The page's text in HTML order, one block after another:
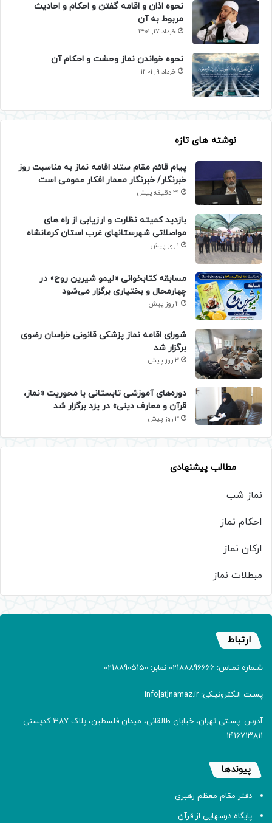
نحوه اذان و اقامه گفتن و احکام و احادیث
مربوط به آن
خرداد 17, 1401
نحوه خواندن نماز وحشت و احکام آن
خرداد 9, 1401
نوشته های تازه
پیام قائم مقام ستاد اقامه نماز به مناسبت روز
خبرنگار/ خبرنگار معمار افکار عمومی است
31 دقیقه پیش
بازدید کمیته نظارت و ارزیابی از راه های
مواصلاتی شهرستانهای غرب استان کرمانشاه
1 روز پیش
مسابقه کتابخوانی «لیمو شیرین روح» در
چهارمحال و بختیاری برگزار می‌شود
2 روز پیش
شورای اقامه نماز پزشکی قانونی خراسان رضوی
برگزار شد
3 روز پیش
دوره‌های آموزشی تابستانی با محوریت «نماز،
قرآن و معارف دینی» در یزد برگزار شد
3 روز پیش
مطالب پیشنهادی
نماز شب
احکام نماز
ارکان نماز
مبطلات نماز
ارتباط
شـماره تمـاس: 02188896666 نمابر: 02188905150
پسـت الـکترونیـکی: info[at]namaz.ir
آدرس: پسـتی تهران، خیابان طالقانی، میدان فلسطین، پلاک 387 کدپستی:
۱۴۱۶۷۱۳۸۱۱
پیوندها
دفتر مقام معظم رهبری
پایگاه درسهایی از قرآن